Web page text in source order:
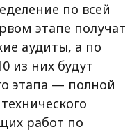
по всей
этапе получат
аудиты, а по
из них будут
этапа — полной
работ по